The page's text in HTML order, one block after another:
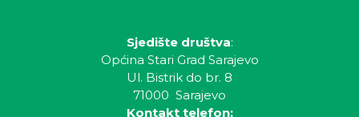
Sjedište društva:
Općina Stari Grad Sarajevo
Ul. Bistrik do br. 8
71000 Sarajevo
Kontakt telefon: